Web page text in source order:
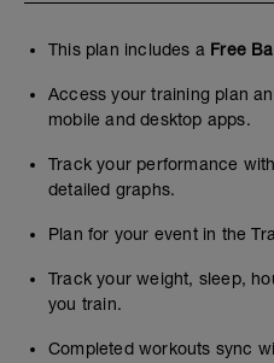
This plan includes a Free
Access your training plan
mobile and desktop apps.
Track your performance
detailed graphs.
Plan for your event in the
Track your weight, sleep,
you train.
Completed workouts sync